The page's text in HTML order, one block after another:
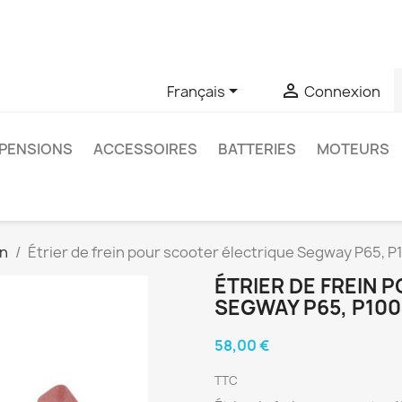
Français  Connexion
ACCESSOIRES BATTERIES MOTEURS
Étrier de frein pour scooter électrique Segway P65,
ÉTRIER DE FREIN
SEGWAY P65,
58,00 €
TTC